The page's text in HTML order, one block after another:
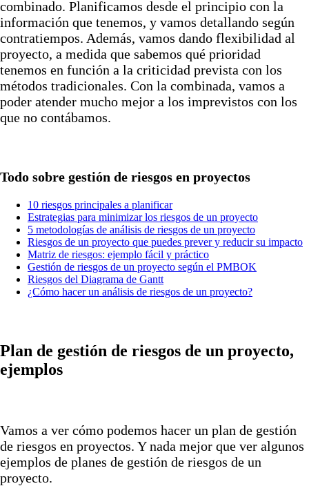
combinado. Planificamos desde el principio con la
información que tenemos, y vamos detallando según
contratiempos. Además, vamos dando flexibilidad al
proyecto, a medida que sabemos qué prioridad
tenemos en función a la criticidad prevista con los
métodos tradicionales. Con la combinada, vamos a
poder atender mucho mejor a los imprevistos con los
que no contábamos.
Todo sobre gestión de riesgos en proyectos
10 riesgos principales a planificar
Estrategias para minimizar los riesgos de un proyecto
5 metodologías de análisis de riesgos de un proyecto
Riesgos de un proyecto que puedes prever y reducir su impacto
Matriz de riesgos: ejemplo fácil y práctico
Gestión de riesgos de un proyecto según el PMBOK
Riesgos del Diagrama de Gantt
¿Cómo hacer un análisis de riesgos de un proyecto?
Plan de gestión de riesgos de un proyecto,
ejemplos
Vamos a ver cómo podemos hacer un plan de gestión
de riesgos en proyectos. Y nada mejor que ver algunos
ejemplos de planes de gestión de riesgos de un
proyecto.